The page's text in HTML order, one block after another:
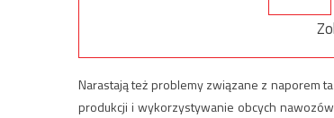
Narastają też problemy związane z naporem
produkcji i wykorzystywanie obcych